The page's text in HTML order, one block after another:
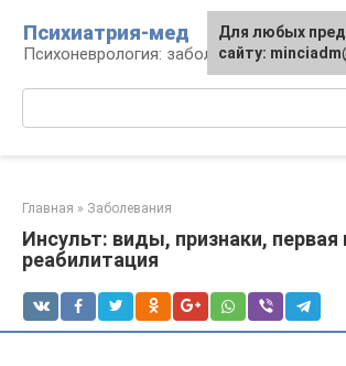
контенту
Психиатрия-мед
Психоневрология: заболевания и терапия
Главная » Заболевания
Инсульт: виды, признаки,
реабилитация
Для любых
сайту: